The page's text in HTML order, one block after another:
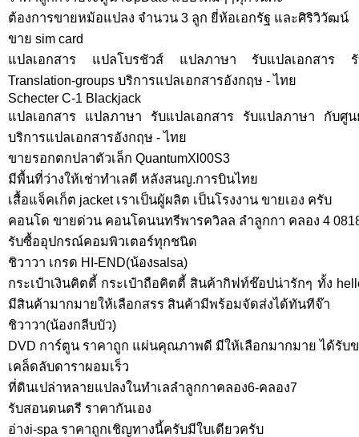
ต้องการขายหม้อแปลง จำนวน 3 ลูก ยี่ห้อเอกรัฐ และศิริวิวัฒน์
ขาย sim card
แปลเอกสาร แปลโบรชัวส์ แปลภาษา รับแปลเอกสาร
Translation-groups บริการแปลเอกสารอังกฤษ - ไทย
Schecter C-1 Blackjack
แปลเอกสาร แปลภาษา รับแปลเอกสาร รับแปลภาษา กับศูน
บริการแปลเอกสารอังกฤษ - ไทย
ขายรอกตกปลาตัวเล็ก QuantumXl00S3
มีพื้นที่ว่างให้เช่าทำเลดี หลังสนญ.การบินไทย
เสื้อแจ็คเก็ต jacket เราเป็นผู้ผลิต เป็นโรงงาน ขายเอง ครับ
คอนโด ขายด่วน คอนโดนนทรีพารควิลล ลำลูกกา คลอง 4
รับซื้ออุปกรณ์คอมพิวเตอร์ทุกชนิด
ชิวาวา เกรด HI-END(น้องsalsa)
กระเป๋าเงินคิตตี้ กระเป๋าถือคิตตี้ สินค้ากิฟท์ช๊อปน่ารักๆ ทั้ง hello
มีสินค้ามากมายให้เลือกสรร สินค้ามีพร้อมจัดส่งได้ทันทีจ๊า
ชิวาวา(น้องกลีบบัว)
DVD การ์ตูน ราคาถูก แผ่นคุณภาพดี มีให้เลือกมากมาย ได้รับข
เคล็ดลับดาราผอมเร็ว
ที่ดินเปล่าหลายแปลงในทำเลลำลูกกาคลอง6-คลอง7
รับสอนดนตรี ราคากันเอง
อ่างi-spa ราคาถูกเชิญทางนี้ครับมีใบเดียวครับ